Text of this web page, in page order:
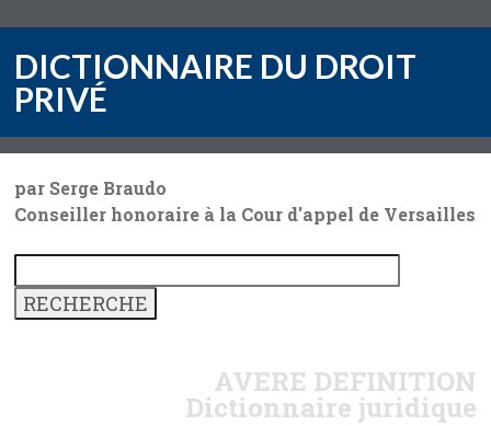
DICTIONNAIRE DU DROIT
PRIVÉ
par Serge Braudo
Conseiller honoraire à la Cour d'appel de Versailles
AVERE DEFINITION
Dictionnaire juridique